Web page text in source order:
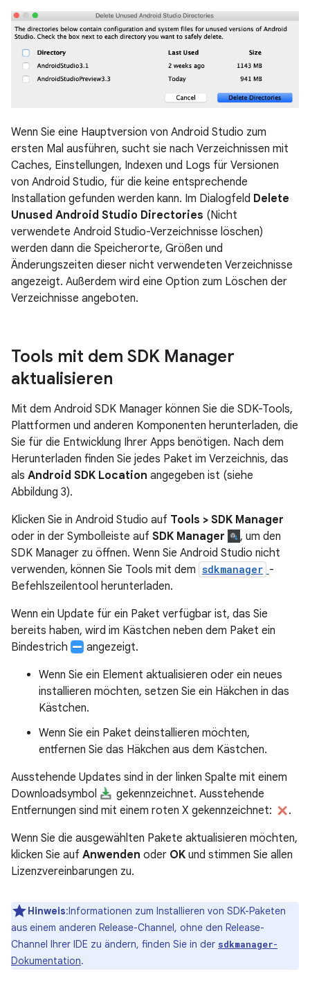
Wenn Sie eine Hauptversion von Android Studio zum
ersten Mal ausführen, sucht sie nach Verzeichnissen mit
Caches, Einstellungen, Indexen und Logs für Versionen
von Android Studio, für die keine entsprechende
Installation gefunden werden kann. Im Dialogfeld Delete
Unused Android Studio Directories (Nicht
verwendete Android Studio-Verzeichnisse löschen)
werden dann die Speicherorte, Größen und
Änderungszeiten dieser nicht verwendeten Verzeichnisse
angezeigt. Außerdem wird eine Option zum Löschen der
Verzeichnisse angeboten.
Tools mit dem SDK Manager
aktualisieren
Mit dem Android SDK Manager können Sie die SDK-Tools,
Plattformen und anderen Komponenten herunterladen, die
Sie für die Entwicklung Ihrer Apps benötigen. Nach dem
Herunterladen finden Sie jedes Paket im Verzeichnis, das
als Android SDK Location angegeben ist (siehe
Abbildung 3).
Klicken Sie in Android Studio auf Tools > SDK Manager
oder in der Symbolleiste auf SDK Manager
, um den
SDK Manager zu öffnen. Wenn Sie Android Studio nicht
verwenden, können Sie Tools mit dem sdkmanager -
Befehlszeilentool herunterladen.
Wenn ein Update für ein Paket verfügbar ist, das Sie
bereits haben, wird im Kästchen neben dem Paket ein
Bindestrich
angezeigt.
Wenn Sie ein Element aktualisieren oder ein neues
installieren möchten, setzen Sie ein Häkchen in das
Kästchen.
Wenn Sie ein Paket deinstallieren möchten,
entfernen Sie das Häkchen aus dem Kästchen.
Ausstehende Updates sind in der linken Spalte mit einem
Downloadsymbol
gekennzeichnet. Ausstehende
Entfernungen sind mit einem roten X gekennzeichnet:
.
Wenn Sie die ausgewählten Pakete aktualisieren möchten,
klicken Sie auf Anwenden oder OK und stimmen Sie allen
Lizenzvereinbarungen zu.
Hinweis:Informationen zum Installieren von SDK-Paketen
aus einem anderen Release-Channel, ohne den Release-
Channel Ihrer IDE zu ändern, finden Sie in der sdkmanager-
Dokumentation.